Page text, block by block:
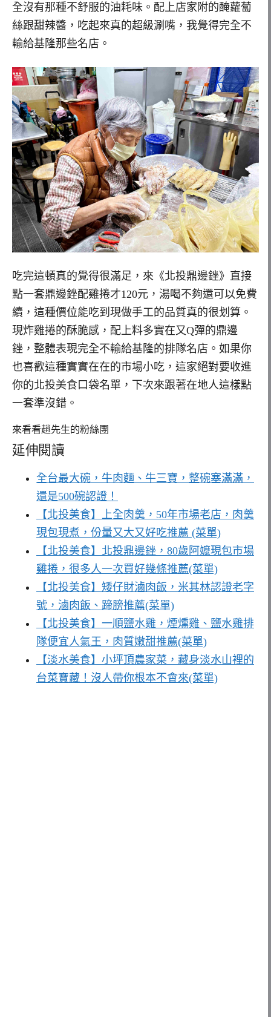
全沒有那種不舒服的油耗味。配上店家附的醃蘿蔔
絲跟甜辣醬，吃起來真的超級涮嘴，我覺得完全不
輸給基隆那些名店。
吃完這頓真的覺得很滿足，來《北投鼎邊銼》直接
點一套鼎邊銼配雞捲才120元，湯喝不夠還可以免費
續，這種價位能吃到現做手工的品質真的很划算。
現炸雞捲的酥脆感，配上料多實在又Q彈的鼎邊
銼，整體表現完全不輸給基隆的排隊名店。如果你
也喜歡這種實實在在的市場小吃，這家絕對要收進
你的北投美食口袋名單，下次來跟著在地人這樣點
一套準沒錯。
來看看趙先生的粉絲團
延伸閱讀
全台最大碗，牛肉麵、牛三寶，整碗塞滿滿，
還是500碗認證！
【北投美食】上全肉羹，50年市場老店，肉羹
現包現煮，份量又大又好吃推薦 (菜單)
【北投美食】北投鼎邊銼，80歲阿嬤現包市場
雞捲，很多人一次買好幾條推薦(菜單)
【北投美食】矮仔財滷肉飯，米其林認證老字
號，滷肉飯、蹄膀推薦(菜單)
【北投美食】一順鹽水雞，煙燻雞、鹽水雞排
隊便宜人氣王，肉質嫩甜推薦(菜單)
【淡水美食】小坪頂農家菜，藏身淡水山裡的
台菜寶藏！沒人帶你根本不會來(菜單)